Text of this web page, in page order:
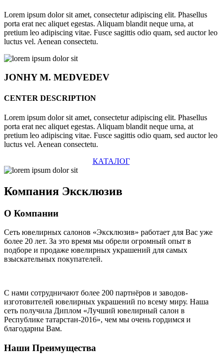
Lorem ipsum dolor sit amet, consectetur adipiscing elit. Phasellus
porta erat nec aliquet egestas. Aliquam blandit neque urna, at
pretium leo adipiscing vitae. Fusce sagittis odio quam, sed auctor leo
luctus vel. Aenean consectetu.
JONHYM. MEDVEDEV
CENTER DESCRIPTION
Lorem ipsum dolor sit amet, consectetur adipiscing elit. Phasellus
porta erat nec aliquet egestas. Aliquam blandit neque urna, at
pretium leo adipiscing vitae. Fusce sagittis odio quam, sed auctor leo
luctus vel. Aenean consectetu.
КАТАЛОГ
Компания Эксклюзив
О Компании
Сеть ювелирных салонов «Эксклюзив» работает для Вас уже
более 20 лет. За это время мы обрели огромный опыт в
подборе и продаже ювелирных украшений для самых
взыскательных покупателей.
С нами сотрудничают более 200 партнёров и заводов-
изготовителей ювелирных украшений по всему миру. Наша
сеть получила Диплом «Лучший ювелирный салон в
Республике татарстан-2016», чем мы очень гордимся и
благодарны Вам.
Наши Преимущества